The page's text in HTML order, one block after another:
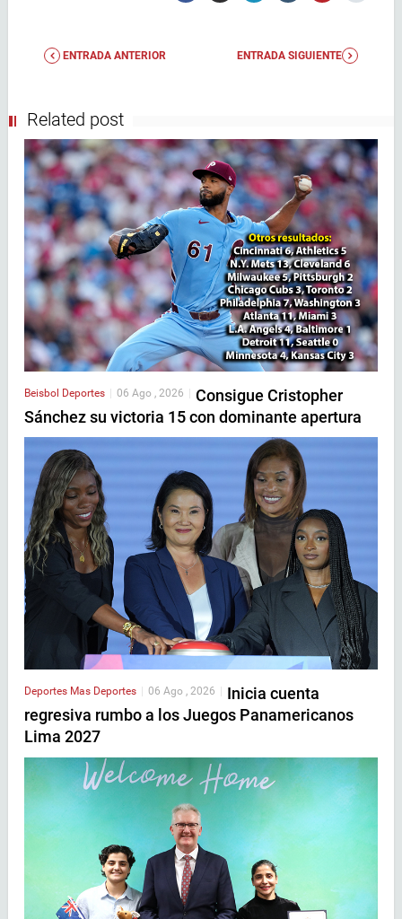
ENTRADA ANTERIOR ENTRADA SIGUIENTE
Related post
Beisbol Deportes 06 Ago , 2026
Consigue Cristopher
Sánchez su victoria 15 con dominante apertura
Deportes Mas Deportes 06 Ago , 2026
Inicia cuenta
regresiva rumbo a los Juegos Panamericanos
Lima 2027